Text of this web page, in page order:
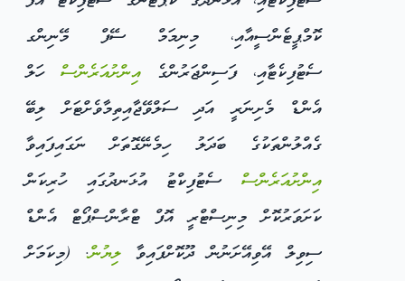
ކޮމްޕީޓެންސީއާއި، މިނިމަމް ސޭފް މޭނިންގ
ސެޓުފިކެޓާއި، ފަސިންޖަރުންގެ އިންށުއަރެންސް ހަލް
އެންޑް މެށިނަރީ އަދި ސަލްވޭޖާއިތިމާވެށްޓަށް ލިބޭ
ގެއްލުންތަކުގެ ބަދަލު ހިމެނޭގޮތަށް ނަގައިފައިވާ
އިންށުއަރެންސް ސެޓުފިކްޓު އުޅަނދުގައި ހުރިކަން
ކަށަވަރުކޮށް މިނިސްޓްރީ އޮފް ޓްރާންސްޕޯޓް އެންޑް
ސިވިލް އޭވިއޭށަނުން ދޫކޮށްފައިވާލިޔުން. (މިކަމަށް